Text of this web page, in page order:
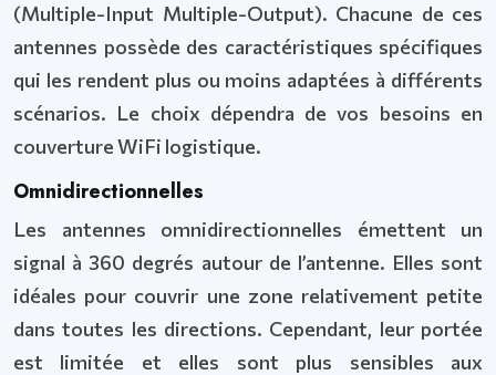
(Multiple-Input Multiple-Output). Chacune de ces
antennes possède des caractéristiques spécifiques
qui les rendent plus ou moins adaptées à différents
scénarios. Le choix dépendra de vos besoins en
couverture WiFi logistique.
Omnidirectionnelles
Les antennes omnidirectionnelles émettent un
signal à 360 degrés autour de l’antenne. Elles sont
idéales pour couvrir une zone relativement petite
dans toutes les directions. Cependant, leur portée
est limitée et elles sont plus sensibles aux